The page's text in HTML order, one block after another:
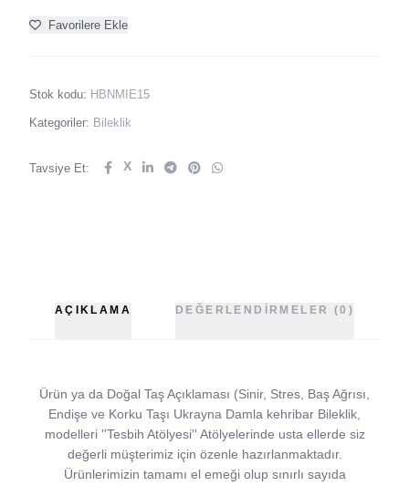
Favorilere Ekle
Stok kodu: HBNMIE15
Kategoriler: Bileklik
Tavsiye Et: X
AÇIKLAMA DEĞERLENDIRMELER (0)
Ürün ya da Doğal Taş Açıklaması (Sinir, Stres, Baş Ağrısı,
Endişe ve Korku Taşı Ukrayna Damla kehribar Bileklik,
modelleri ''Tesbih Atölyesi'' Atölyelerinde usta ellerde siz
değerli müşterimiz için özenle hazırlanmaktadır.
Ürünlerimizin tamamı el emeği olup sınırlı sayıda